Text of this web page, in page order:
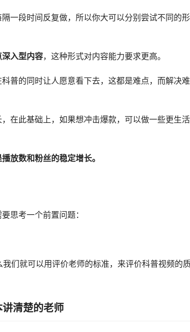
一段时间反复做，所以你大可以分别尝试不同的形
入型内容，这种形式对内容能力要求更高。
普的同时让人愿意看下去，这都是难点，而解决
在此基础上，如果想冲击爆款，可以做一些更生
放数和粉丝的稳定增长。
思考一个前置问题：
们就可以用评价老师的标准，来评价科普视频的
清楚的老师